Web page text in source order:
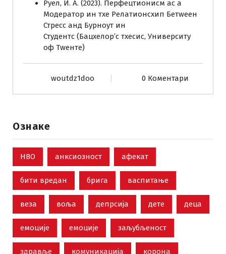
Руел, И. А. (2023). Перфецтионисм ас а
Модератор ин тхе Релатионсхип Бетwеен
Стресс анд Бурноут ин
Студентс (Бацхелор’с тхесис, Университy
оф Тwенте)
woutdz1doo 0 Коментари
Ознаке
НВО анксиозност афекат
бити вредан брига васпитање
веза воља депрсија дете деца
емоције емоције заљубљеност
здравље комуникација корона